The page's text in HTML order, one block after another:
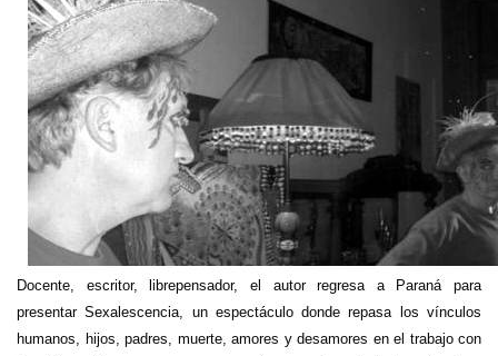
Docente, escritor, librepensador, el autor regresa a Paraná para
presentar Sexalescencia, un espectáculo donde repasa los vínculos
humanos, hijos, padres, muerte, amores y desamores en el trabajo con